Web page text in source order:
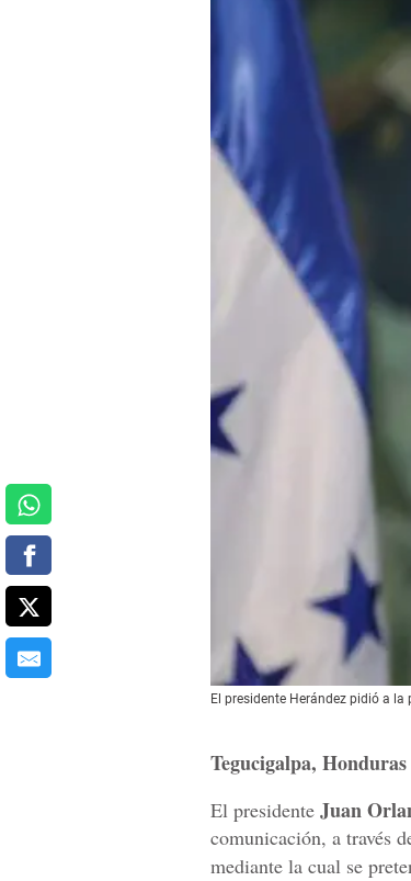
El presidente Herández pidió a
Tegucigalpa, Honduras
El presidente Juan
comunicación, a través
mediante la cual se